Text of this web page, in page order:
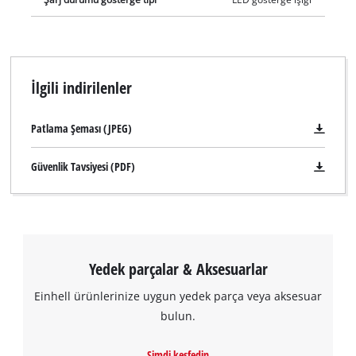
İlgili indirilenler
Patlama Şeması (JPEG)
Güvenlik Tavsiyesi (PDF)
Yedek parçalar & Aksesuarlar
Einhell ürünlerinize uygun yedek parça veya aksesuar
bulun.